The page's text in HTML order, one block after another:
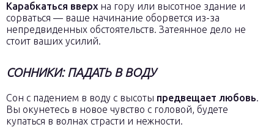
Карабкаться вверх на гору или высотное здание и
сорваться — ваше начинание оборвется из-за
непредвиденных обстоятельств. Затеянное дело не
стоит ваших усилий.
СОННИКИ: ПАДАТЬ В ВОДУ
Сон с падением в воду с высоты предвещает любовь.
Вы окунетесь в новое чувство с головой, будете
купаться в волнах страсти и нежности.